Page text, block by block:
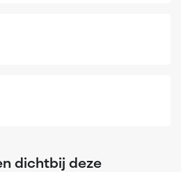
dichtbij deze